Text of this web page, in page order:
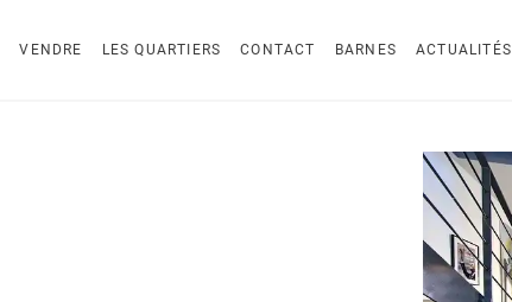
VENDRE LES QUARTIERS CONTACT BARNES ACTUALITÉS